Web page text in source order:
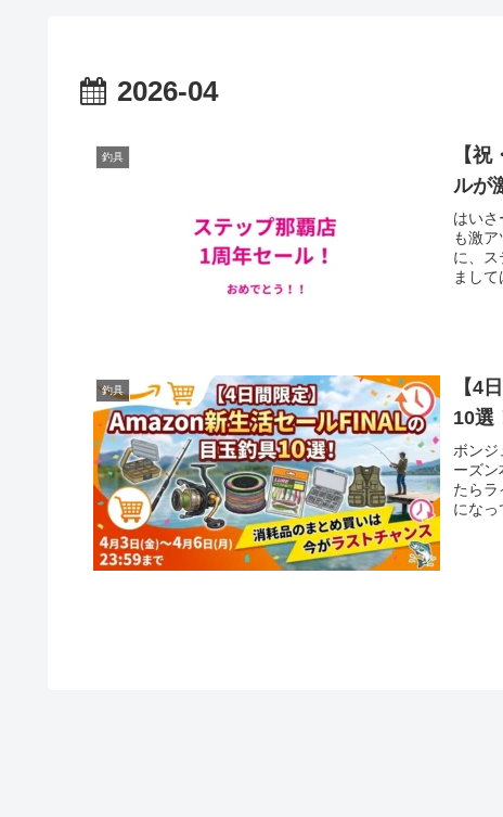
2026-04
釣具
【
ルが
はいさ
も激
に、ス
まし
釣具
【4
10選
ボンジ
ーズン
たら
にな